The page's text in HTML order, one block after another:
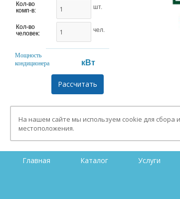
Кол-во
комп-в:
шт.
Кол-во
человек:
чел.
Мощность
кондиционера
кВт
На нашем сайте мы используем cookie для сбора
местоположения.
Главная Каталог Услуги